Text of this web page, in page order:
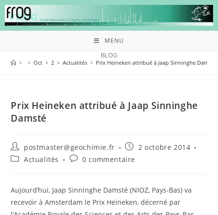
MENU
BLOG
> > Oct > 2 > Actualités > Prix Heineken attribué à Jaap Sinninghe Damsté
Prix Heineken attribué à Jaap Sinninghe
Damsté
postmaster@geochimie.fr
2 octobre 2014
Actualités
0 commentaire
Aujourd’hui, Jaap Sinninghe Damsté (NIOZ, Pays-Bas) va
recevoir à Amsterdam le Prix Heineken, décerné par